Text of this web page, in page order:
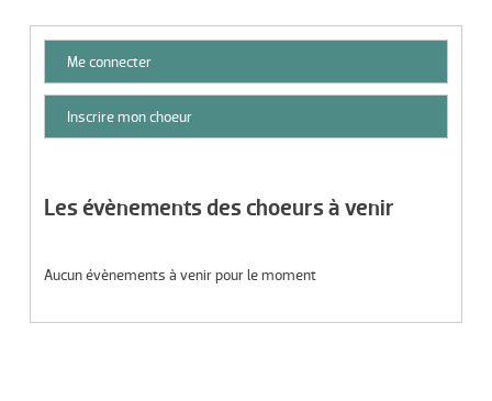
Me connecter
Inscrire mon choeur
Les évènements des choeurs à venir
Aucun évènements à venir pour le moment